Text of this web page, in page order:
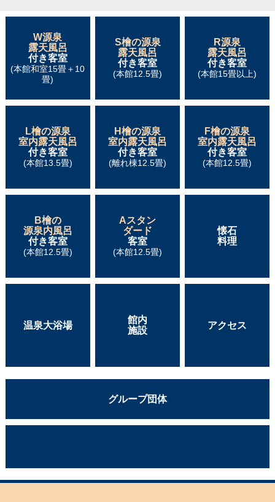
W源泉
露天風呂
付き客室
(本館和室15畳＋10
畳)
S檜の源泉
露天風呂
付き客室
(本館12.5畳)
R源泉
露天風呂
付き客室
(本館15畳以上)
L檜の源泉
室内露天風呂
付き客室
(本館13.5畳)
H檜の源泉
室内露天風呂
付き客室
(離れ棟12.5畳)
F檜の源泉
室内露天風呂
付き客室
(本館12.5畳)
B檜の
源泉内風呂
付き客室
(本館12.5畳)
Aスタン
ダード
客室
(本館12.5畳)
懐石
料理
温泉大浴場
館内
施設
アクセス
グループ団体